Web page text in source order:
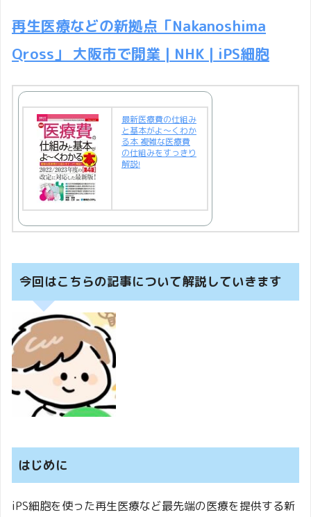
再生医療などの新拠点「Nakanoshima
Qross」 大阪市で開業 | NHK | iPS細胞
最新医療費の仕組み
と基本がよ〜くわか
る本 複雑な医療費
の仕組みをすっきり
解説!
今回はこちらの記事について解説していきます
はじめに
iPS細胞を使った再生医療など最先端の医療を提供する新